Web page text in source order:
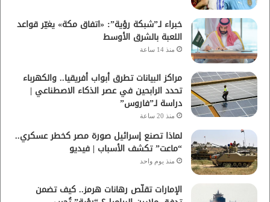
خبراء لـ”شبكة رؤية”: «اتفاق مكة» يغيّر قواعد
اللعبة بالشرق الأوسط
منذ 14 ساعة
مراكز البيانات تطرق أبواب أفريقيا.. والكهرباء
تحدد الرابحين في عصر الذكاء الاصطناعي |
دراسة لـ”فاروس”
منذ 20 ساعة
لماذا تصنع إسرائيل صورة مصر كخطر عسكري..
“ماعت” تكشف الأسباب | فيديو
منذ يوم واحد
الإمارات تقلّص رهانات هرمز.. كيف تضمن